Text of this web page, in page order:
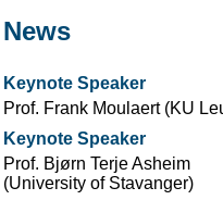
News
Keynote Speaker
Prof. Frank Moulaert (KU
Keynote Speaker
Prof. Bjørn Terje Asheim
(University of Stavanger)